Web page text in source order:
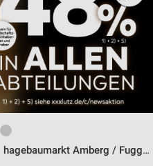
hagebaumarkt Amberg / Fuggerstr. 24 - Öffnungszeiten & Adresse